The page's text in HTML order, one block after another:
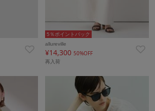
5％ポイントバック
allureville
¥14,30050%OFF
再入荷